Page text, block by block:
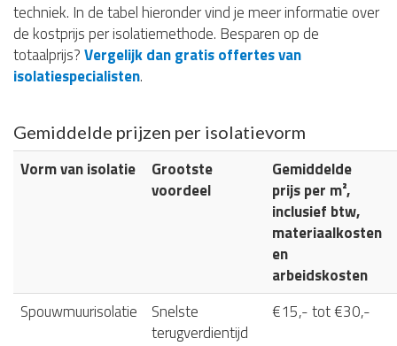
techniek. In de tabel hieronder vind je meer informatie over
de kostprijs per isolatiemethode. Besparen op de
totaalprijs?Vergelijk dan gratis offertes van
isolatiespecialisten.
Gemiddelde prijzen per isolatievorm
Vorm van isolatie
Grootste
voordeel
Gemiddelde
prijs per m²,
inclusief btw,
materiaalkosten
en
arbeidskosten
Spouwmuurisolatie
Snelste
terugverdientijd
€15,- tot €30,-